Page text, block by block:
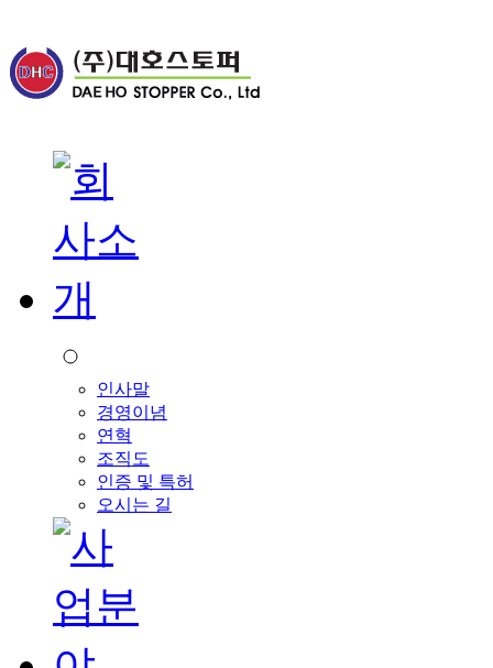
인사말
경영이념
연혁
조직도
인증 및 특허
오시는 길